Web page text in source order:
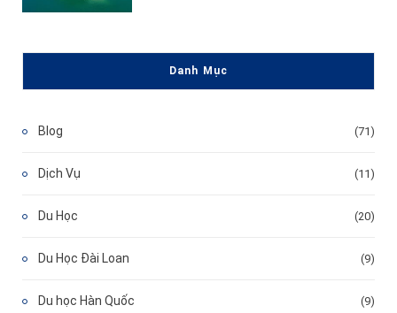
Danh Mục
Blog (71)
Dịch Vụ (11)
Du Học (20)
Du Học Đài Loan (9)
Du học Hàn Quốc (9)